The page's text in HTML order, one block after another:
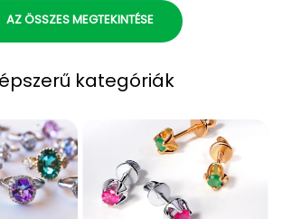
AZ ÖSSZES MEGTEKINTÉSE
kategóriák